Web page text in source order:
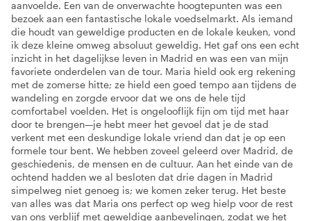
aanvoelde. Een van de onverwachte hoogtepunten was een
bezoek aan een fantastische lokale voedselmarkt. Als iemand
die houdt van geweldige producten en de lokale keuken, vond
ik deze kleine omweg absoluut geweldig. Het gaf ons een echt
inzicht in het dagelijkse leven in Madrid en was een van mijn
favoriete onderdelen van de tour. Maria hield ook erg rekening
met de zomerse hitte; ze hield een goed tempo aan tijdens de
wandeling en zorgde ervoor dat we ons de hele tijd
comfortabel voelden. Het is ongelooflijk fijn om tijd met haar
door te brengen—je hebt meer het gevoel dat je de stad
verkent met een deskundige lokale vriend dan dat je op een
formele tour bent. We hebben zoveel geleerd over Madrid, de
geschiedenis, de mensen en de cultuur. Aan het einde van de
ochtend hadden we al besloten dat drie dagen in Madrid
simpelweg niet genoeg is; we komen zeker terug. Het beste
van alles was dat Maria ons perfect op weg hielp voor de rest
van ons verblijf met geweldige aanbevelingen, zodat we het